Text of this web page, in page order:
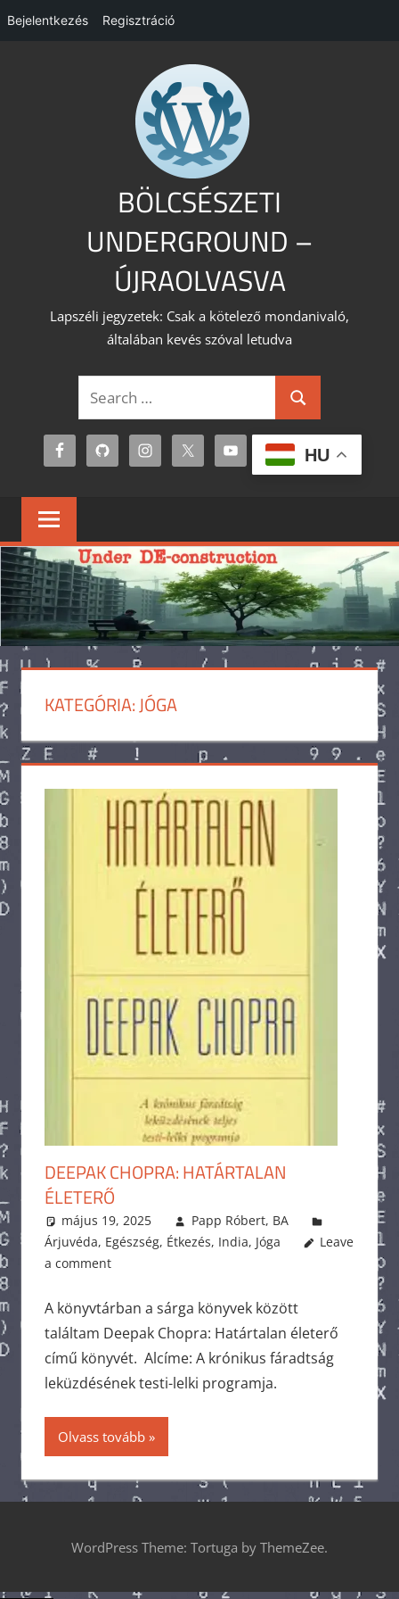
Bejelentkezés Regisztráció
BÖLCSÉSZETI
UNDERGROUND –
ÚJRAOLVASVA
Lapszéli jegyzetek: Csak a kötelező mondanivaló,
általában kevés szóval letudva
Search
for:
Search
HU
KATEGÓRIA:JÓGA
DEEPAK CHOPRA: HATÁRTALAN
ÉLETERŐ
május 19, 2025
Papp Róbert, BA
Árjuvéda, Egészség, Étkezés, India, Jóga
Leave
a comment
A könyvtárban a sárga könyvek között
találtam Deepak Chopra: Határtalan életerő
című könyvét. Alcíme: A krónikus fáradtság
leküzdésének testi-lelki programja.
Olvass tovább
WordPress Theme: Tortuga by ThemeZee.